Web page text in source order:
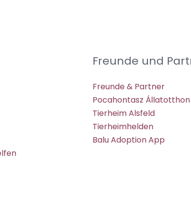
Freunde und
Freunde & Partner
Pocahontasz Állatotthon
Tierheim Alsfeld
Tierheimhelden
Balu Adoption App